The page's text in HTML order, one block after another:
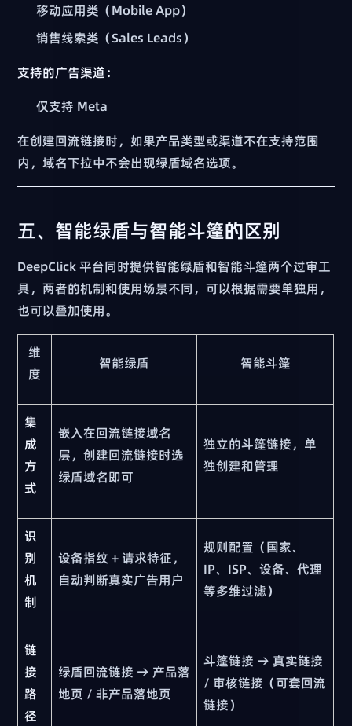
移动应用类（Mobile App）
销售线索类（Sales Leads）
支持的广告渠道：
仅支持 Meta
在创建回流链接时，如果产品类型或渠道不在支持范围
内，域名下拉中不会出现绿盾域名选项。
五、智能绿盾与智能斗篷的区别
DeepClick 平台同时提供智能绿盾和智能斗篷两个过审工
具，两者的机制和使用场景不同，可以根据需要单独用，
也可以叠加使用。
维
度
智能绿盾 智能斗篷
集
成
方
式
嵌入在回流链接域名
层，创建回流链接时选
绿盾域名即可
独立的斗篷链接，单
独创建和管理
识
别
机
制
设备指纹 + 请求特征，
自动判断真实广告用户
规则配置（国家、
IP、ISP、设备、代理
等多维过滤）
链
接
路
径
绿盾回流链接 → 产品落
地页 / 非产品落地页
斗篷链接 → 真实链接
/ 审核链接（可套回流
链接）